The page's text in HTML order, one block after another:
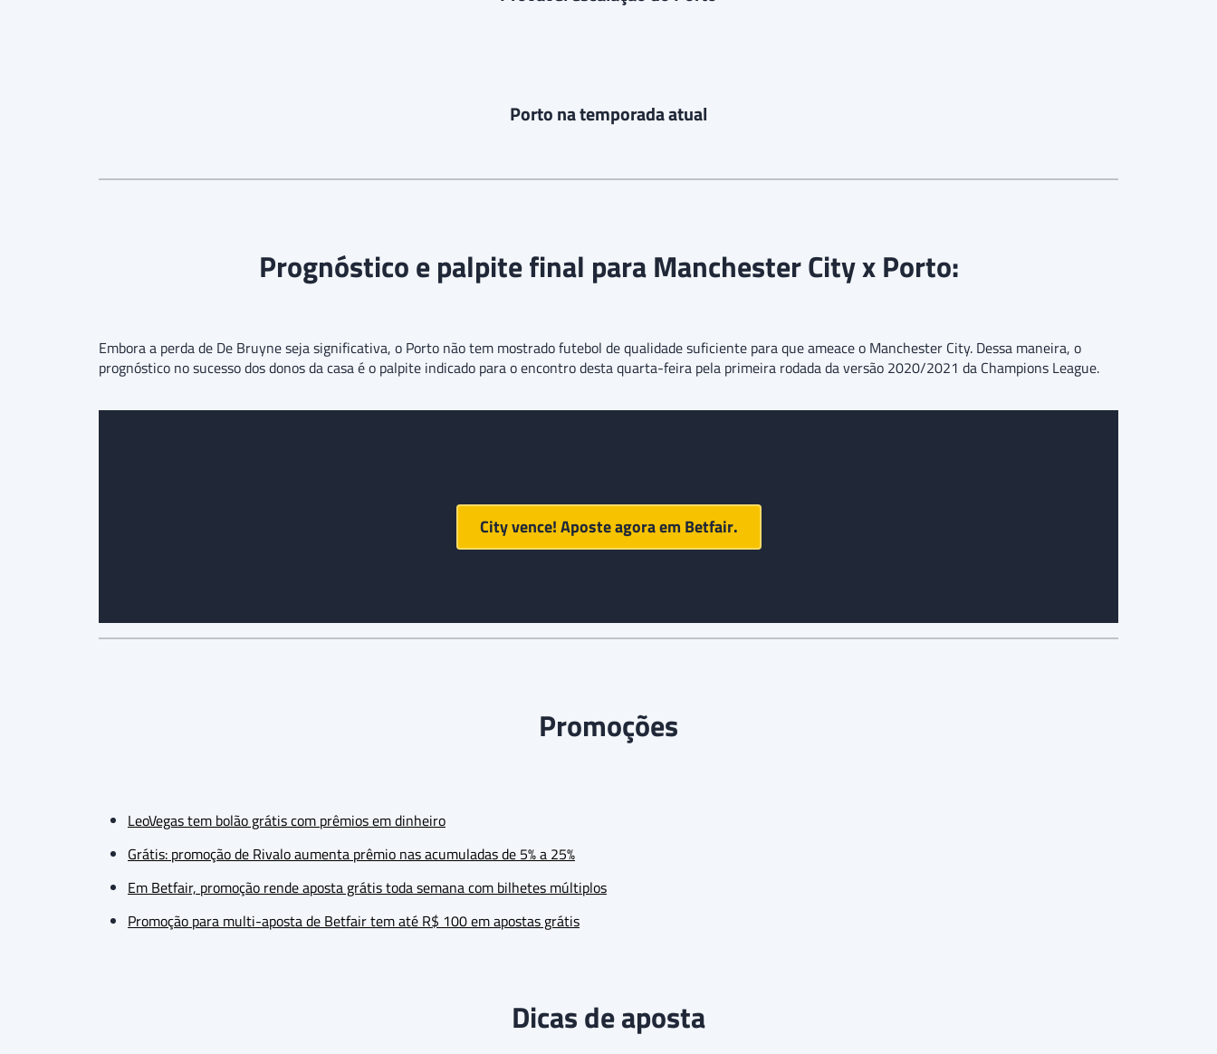
Porto na temporada atual
Prognóstico e palpite final para Manchester City x Porto:
Embora a perda de De Bruyne seja significativa, o Porto não tem mostrado futebol de qualidade suficiente para que ameace o Manchester City. Dessa maneira, o
prognóstico no sucesso dos donos da casa é o palpite indicado para o encontro desta quarta-feira pela primeira rodada da versão 2020/2021 da Champions League.
City vence! Aposte agora em Betfair.
Promoções
LeoVegas tem bolão grátis com prêmios em dinheiro
Grátis: promoção de Rivalo aumenta prêmio nas acumuladas de 5% a 25%
Em Betfair, promoção rende aposta grátis toda semana com bilhetes múltiplos
Promoção para multi-aposta de Betfair tem até R$ 100 em apostas grátis
Dicas de aposta